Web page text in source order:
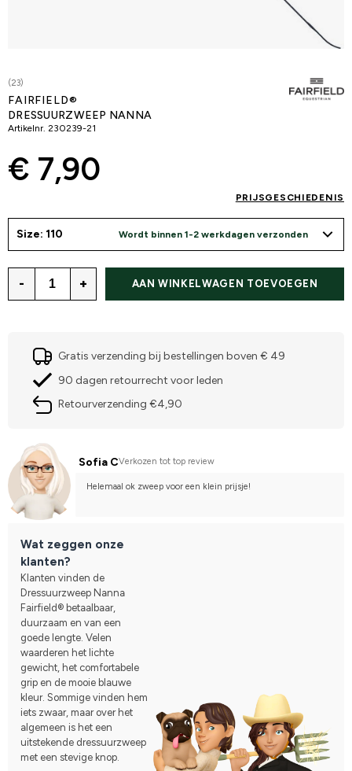
(23)
FAIRFIELD®
DRESSUURZWEEP NANNA
Artikelnr. 230239-21
€ 7,90
PRIJSGESCHIEDENIS
Size: 110 Wordt binnen 1-2 werkdagen verzonden
- + AAN WINKELWAGEN TOEVOEGEN
Gratis verzending bij bestellingen boven € 49
90 dagen retourrecht voor leden
Retourverzending €4,90
Sofia CVerkozen tot top review
Helemaal ok zweep voor een klein prijsje!
Wat zeggen onze
klanten?
Klanten vinden de
Dressuurzweep Nanna
Fairfield® betaalbaar,
duurzaam en van een
goede lengte. Velen
waarderen het lichte
gewicht, het comfortabele
grip en de mooie blauwe
kleur. Sommige vinden hem
iets zwaar, maar over het
algemeen is het een
uitstekende dressuurzweep
met een stevige knop.